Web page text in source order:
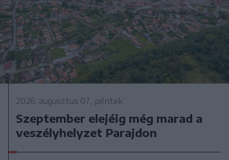
2026. augusztus 07., péntek
Szeptember elejéig még marad a
veszélyhelyzet Parajdon